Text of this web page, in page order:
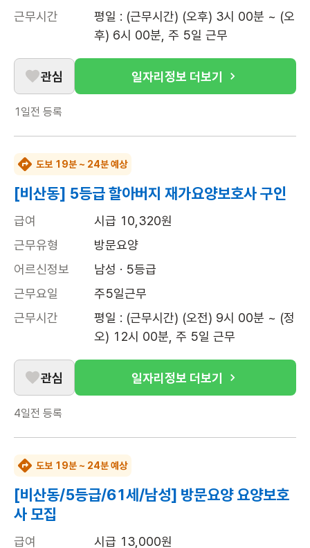
근무시간
평일 : (근무시간) (오후) 3시 00분 ~ (오
후) 6시 00분, 주 5일 근무
관심 일자리정보 더보기
1일전 등록
도보 19분 ~ 24분 예상
[비산동] 5등급 할아버지 재가요양보호사 구인
급여
시급 10,320원
근무유형
방문요양
어르신정보
남성 · 5등급
근무요일
주5일근무
근무시간
평일 : (근무시간) (오전) 9시 00분 ~ (정
오) 12시 00분, 주 5일 근무
관심 일자리정보 더보기
4일전 등록
도보 19분 ~ 24분 예상
[비산동/5등급/61세/남성] 방문요양 요양보호
사 모집
급여 시급 13,000원